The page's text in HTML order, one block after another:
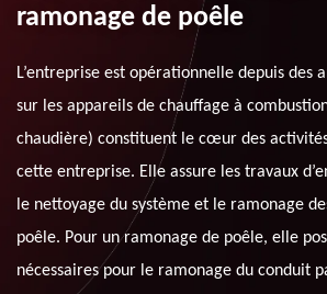
ramonage de poêle
L’entreprise est opérationnelle depuis des
sur les appareils de chauffage à
chaudière) constituent le cœur des
cette entreprise. Elle assure les travaux
le nettoyage du système et le ramonage
poêle. Pour un ramonage de poêle, elle
nécessaires pour le ramonage du conduit